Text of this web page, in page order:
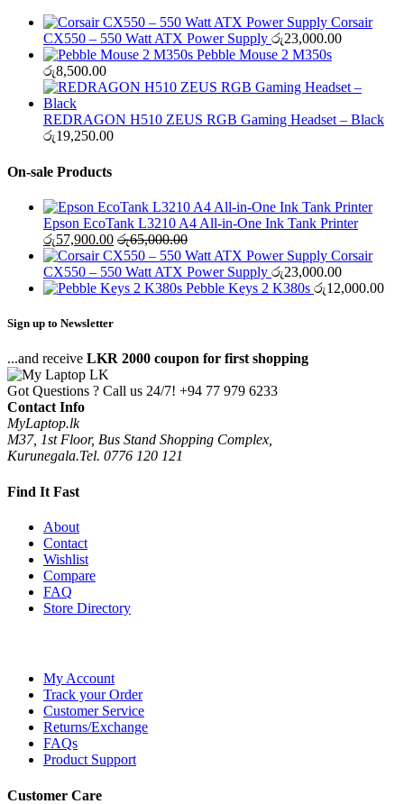
Corsair
CX550 – 550 Watt ATX Power Supply රු23,000.00
Pebble Mouse 2 M350s
රු8,500.00
REDRAGON H510 ZEUS RGB Gaming Headset – Black
රු19,250.00
On-sale Products
Epson EcoTank L3210 A4 All-in-One Ink Tank Printer
රු57,900.00 රු65,000.00
Corsair
CX550 – 550 Watt ATX Power Supply රු23,000.00
Pebble Keys 2 K380s රු12,000.00
Sign up to Newsletter
...and receive LKR 2000 coupon for first shopping
Got Questions ? Call us 24/7! +94 77 979 6233
Contact Info
MyLaptop.lk
M37, 1st Floor, Bus Stand Shopping Complex,
Kurunegala.Tel. 0776 120 121
Find It Fast
About
Contact
Wishlist
Compare
FAQ
Store Directory
My Account
Track your Order
Customer Service
Returns/Exchange
FAQs
Product Support
Customer Care